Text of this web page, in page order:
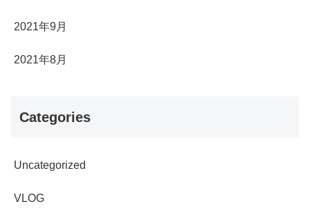
2021年9月
2021年8月
Categories
Uncategorized
VLOG